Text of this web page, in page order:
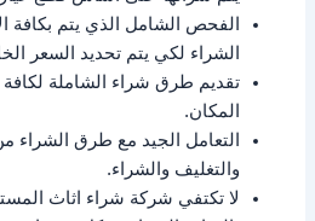
الفحص الشامل الذي يتم بكافة
الشراء لكي يتم تحديد السعر
تقديم طرق شراء الشاملة لكافة
المكان.
التعامل الجيد مع طرق الشراء
والتغليف والشراء.
لا تكتفي شركة شراء اثاث